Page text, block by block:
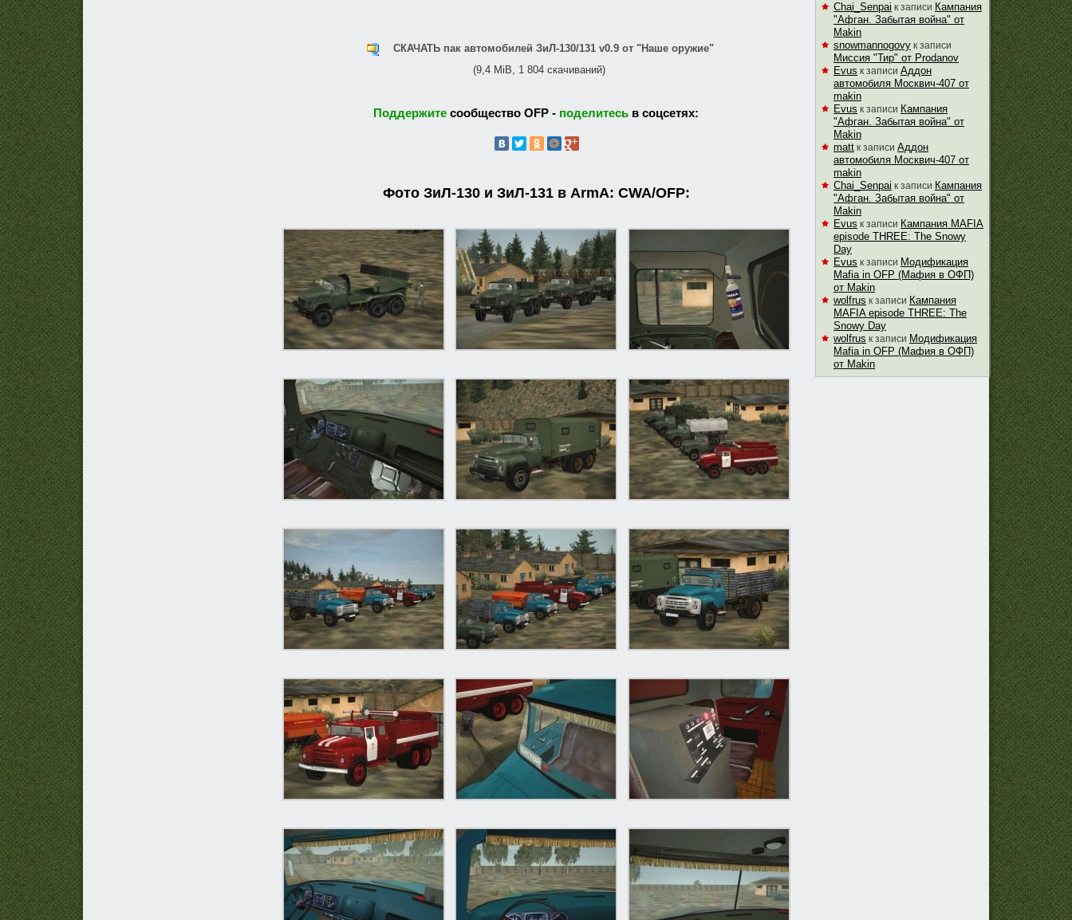
СКАЧАТЬ пак автомобилей ЗиЛ-130/131 v0.9 от "Наше оружие"
(9,4 MiB, 1 804 скачиваний)
Поддержите сообщество OFP - поделитесь в соцсетях:
Фото ЗиЛ-130 и ЗиЛ-131 в ArmA: CWA/OFP:
Chai_Senpai к записи Кампания
"Афган. Забытая война" от
Makin
snowmannogovy к записи
Миссия "Тир" от Prodanov
Evus к записи Аддон
автомобиля Москвич-407 от
makin
Evus к записи Кампания
"Афган. Забытая война" от
Makin
matt к записи Аддон
автомобиля Москвич-407 от
makin
Chai_Senpai к записи Кампания
"Афган. Забытая война" от
Makin
Evus к записи Кампания MAFIA
episode THREE: The Snowy
Day
Evus к записи Модификация
Mafia in OFP (Мафия в ОФП)
от Makin
wolfrus к записи Кампания
MAFIA episode THREE: The
Snowy Day
wolfrus к записи Модификация
Mafia in OFP (Мафия в ОФП)
от Makin